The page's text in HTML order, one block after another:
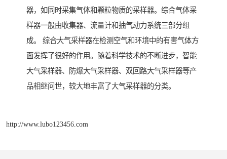
器，如同时采集气体和颗粒物质的采样器。综合气体采
样器一般由收集器、流量计和抽气动力系统三部分组
成。 综合大气采样器在检测空气和环境中的有害气体方
面发挥了很好的作用。随着科学技术的不断进步，智能
大气采样器、防爆大气采样器、双回路大气采样器等产
品相继问世，较大地丰富了大气采样器的分类。
http://www.lubo123456.com